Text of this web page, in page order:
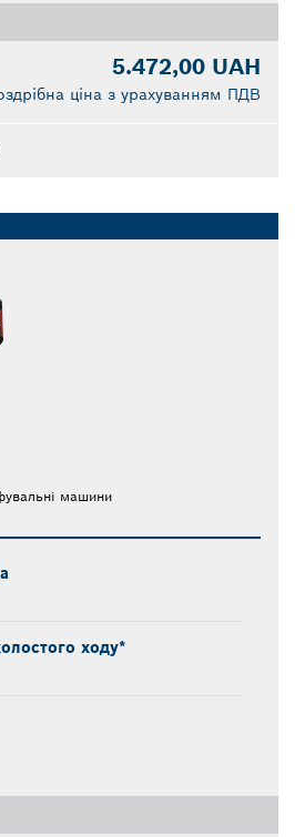
5.472,00 UAH
ціна з урахуванням ПДВ
машини
ходу*